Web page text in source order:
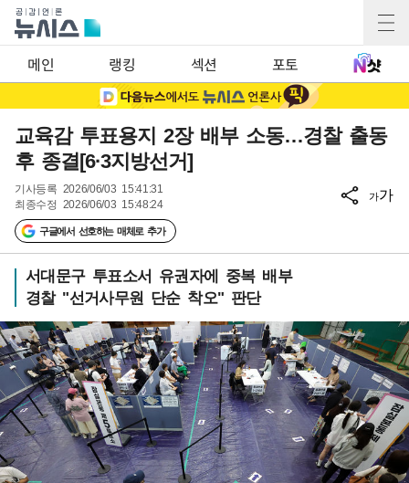
메인 랭킹 섹션 포토
교육감 투표용지 2장 배부 소동…경찰 출동
후 종결[6·3지방선거]
기사등록 2026/06/03 15:41:31
최종수정 2026/06/03 15:48:24
구글에서 선호하는 매체로 추가
가가
서대문구 투표소서 유권자에 중복 배부
경찰 "선거사무원 단순 착오" 판단